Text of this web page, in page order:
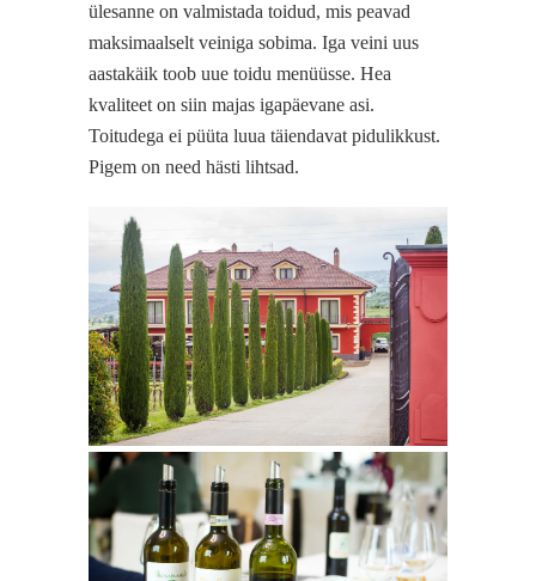
ülesanne on valmistada toidud, mis peavad
maksimaalselt veiniga sobima. Iga veini uus
aastakäik toob uue toidu menüüsse. Hea
kvaliteet on siin majas igapäevane asi.
Toitudega ei püüta luua täiendavat pidulikkust.
Pigem on need hästi lihtsad.